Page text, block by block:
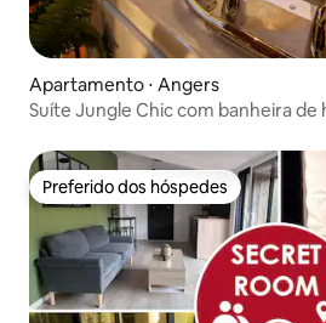
Apartamento ⋅ Angers
Suíte Jungle Chic com banheira de
Preferido dos hóspedes
Preferido dos hóspedes